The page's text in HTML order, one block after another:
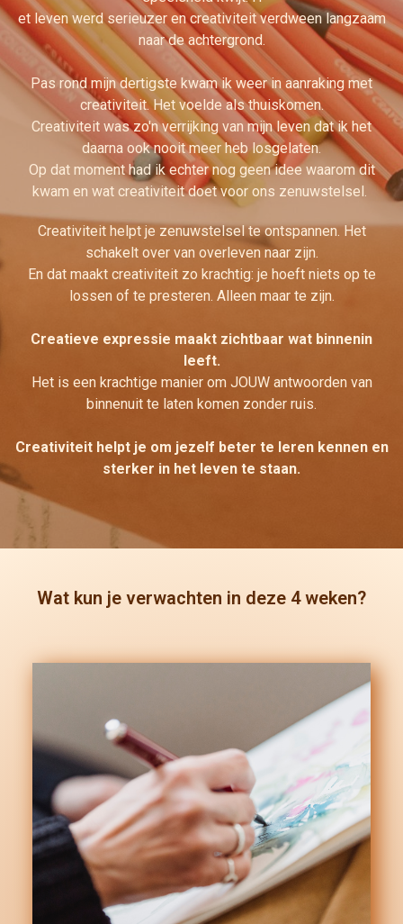
et leven werd serieuzer en creativiteit verdween langzaam
naar de achtergrond.
Pas rond mijn dertigste kwam ik weer in aanraking met
creativiteit. Het voelde als thuiskomen.
Creativiteit was zo'n verrijking van mijn leven dat ik het
daarna ook nooit meer heb losgelaten.
Op dat moment had ik echter nog geen idee waarom dit
kwam en wat creativiteit doet voor ons zenuwstelsel.
Creativiteit helpt je zenuwstelsel te ontspannen. Het
schakelt over van overleven naar zijn.
En dat maakt creativiteit zo krachtig: je hoeft niets op te
lossen of te presteren. Alleen maar te zijn.
Creatieve expressie maakt zichtbaar wat binnenin
leeft.
Het is een krachtige manier om JOUW antwoorden van
binnenuit te laten komen zonder ruis.
Creativiteit helpt je om jezelf beter te leren kennen en
sterker in het leven te staan.
Wat kun je verwachten in deze 4 weken?